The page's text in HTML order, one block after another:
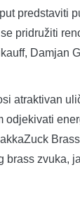
predstaviti
pridružiti
Damjan
atraktivan
odjekivati
brass zvuka,